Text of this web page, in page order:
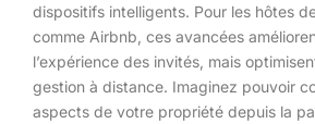
dispositifs intelligents. Pour les hôtes
comme Airbnb, ces avancées
l’expérience des invités, mais
gestion à distance. Imaginez pouvoir
aspects de votre propriété depuis la